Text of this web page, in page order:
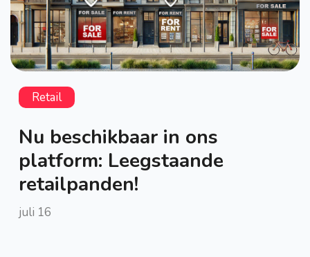
Retail
Nu beschikbaar in ons
platform: Leegstaande
retailpanden!
juli 16